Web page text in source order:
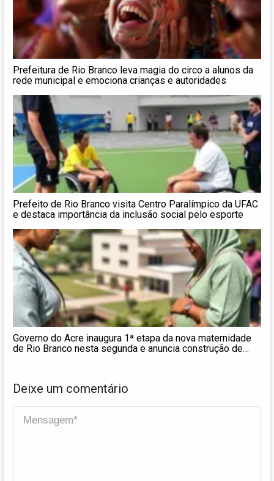
Prefeitura de Rio Branco leva magia do circo a alunos da
rede municipal e emociona crianças e autoridades
Prefeito de Rio Branco visita Centro Paralímpico da UFAC
e destaca importância da inclusão social pelo esporte
Governo do Acre inaugura 1ª etapa da nova maternidade
de Rio Branco nesta segunda e anuncia construção de
Deixe um comentário